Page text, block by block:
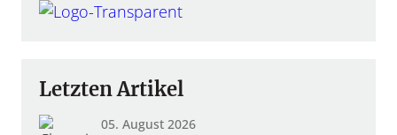
Letzten Artikel
05. August 2026